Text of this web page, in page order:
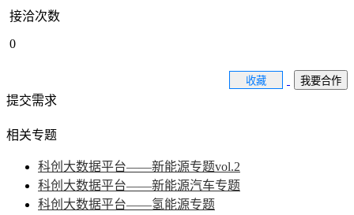
接洽次数
0
收藏 我要合作
提交需求
相关专题
科创大数据平台——新能源专题vol.2
科创大数据平台——新能源汽车专题
科创大数据平台——氢能源专题